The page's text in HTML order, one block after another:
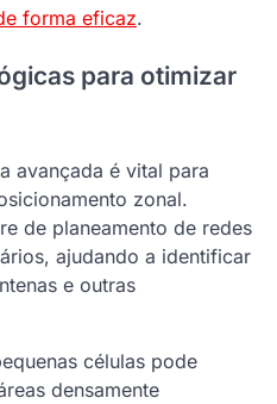
forma eficaz.
para otimizar
avançada é vital para
zonal.
de planeamento de redes
ajudando a identificar
e outras
células pode
densamente